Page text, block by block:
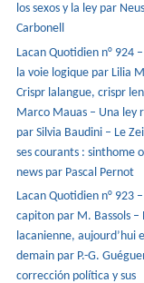
los sexos y la ley par Neus
Carbonell
Lacan Quotidien n° 924
la voie logique par Lilia
Crispr lalangue, crispr
Marco Mauas – Una ley
par Silvia Baudini – Le
ses courants : sinthome
news par Pascal Pernot
Lacan Quotidien n° 923
capiton par M. Bassols –
lacanienne, aujourd’hui
demain par P.-G.
corrección política y sus